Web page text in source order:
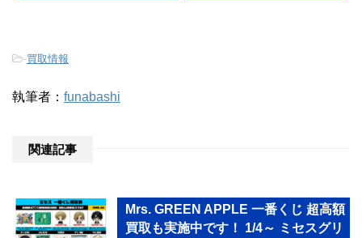
-買取情報
執筆者： funabashi
関連記事
Mrs. GREEN APPLE 一番くじ 超高額
買取も実施中です！ 1/4～ ミセスグリ